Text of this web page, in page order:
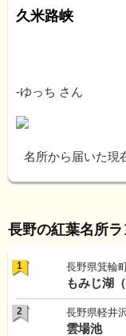
久米路峡
-ゆっち さん
名所から届いた現
長野の紅葉名所
1 長野県箕輪
もみじ湖
2 長野県軽井
雲場池